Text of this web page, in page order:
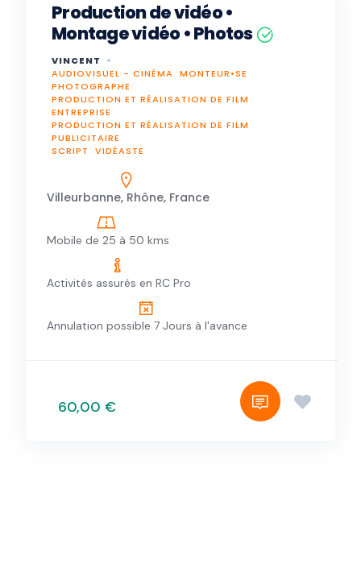
Production de vidéo •
Montage vidéo • Photos
VINCENT
AUDIOVISUEL - CINÉMA MONTEUR•SE
PHOTOGRAPHE
PRODUCTION ET RÉALISATION DE FILM
ENTREPRISE
PRODUCTION ET RÉALISATION DE FILM
PUBLICITAIRE
SCRIPT
VIDÉASTE
Villeurbanne, Rhône, France
Mobile de 25 à 50 kms
Activités assurés en RC Pro
Annulation possible 7 Jours à l'avance
60,00 €